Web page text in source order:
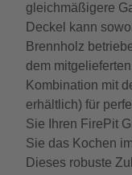
gleichmäßigere
Deckel kann
Brennholz
dem
Kombination mit
erhältlich) für
Sie Ihren FirePit
Sie das Kochen
Dieses robuste